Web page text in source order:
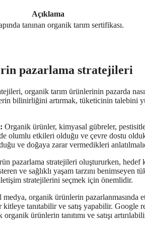
Açıklama
tanınan organik tarım sertifikası.
pazarlama stratejileri
organik tarım ürünlerinin pazarda nasıl
bilinirliğini artırmak, tüketicinin talebini
Organik ürünler, kimyasal gübreler,
olumlu etkileri olduğu ve çevre dostu
ve doğaya zarar vermedikleri
pazarlama stratejileri oluştururken,
ve sağlıklı yaşam tarzını
stratejilerini seçmek için önemlidir.
medya, organik ürünlerin
tanıtabilir ve satış yapabilir. Google
ürünlerin tanıtımı ve satışı